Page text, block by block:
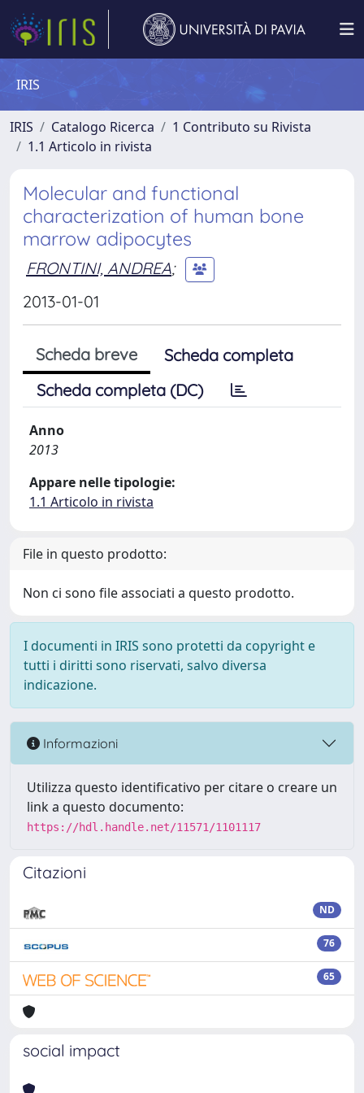
IRIS
IRIS Catalogo Ricerca
1 Contributo su Rivista
1.1 Articolo in rivista
Molecular and functional
characterization of human bone
marrow adipocytes
FRONTINI, ANDREA;
2013-01-01
Scheda breve
Scheda completa
Scheda completa (DC)
Anno
2013
Appare nelle tipologie:
1.1 Articolo in rivista
File in questo prodotto:
Non ci sono file associati a questo prodotto.
I documenti in IRIS sono protetti da copyright e
tutti i diritti sono riservati, salvo diversa
indicazione.
Informazioni
Utilizza questo identificativo per citare o creare un
link a questo documento:
https://hdl.handle.net/11571/1101117
Citazioni
ND
76
65
social impact